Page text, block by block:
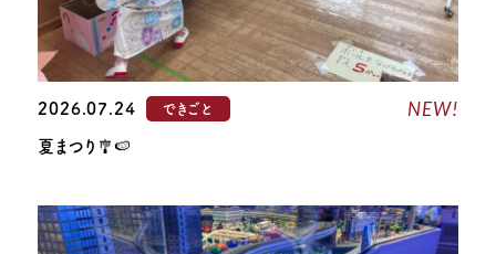
2026.07.24 できごと NEW!
夏まつり🎐🍉